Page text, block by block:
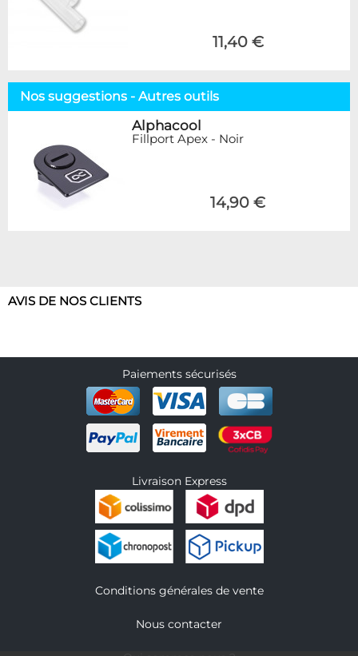
11,40 €
Nos suggestions - Autres outils
Alphacool
Fillport Apex - Noir
14,90 €
AVIS DE NOS CLIENTS
Paiements sécurisés
Livraison Express
Conditions générales de vente
Nous contacter